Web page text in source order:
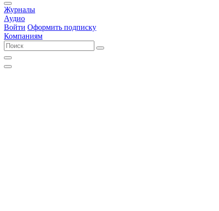
Журналы
Аудио
Войти Оформить подписку
Компаниям